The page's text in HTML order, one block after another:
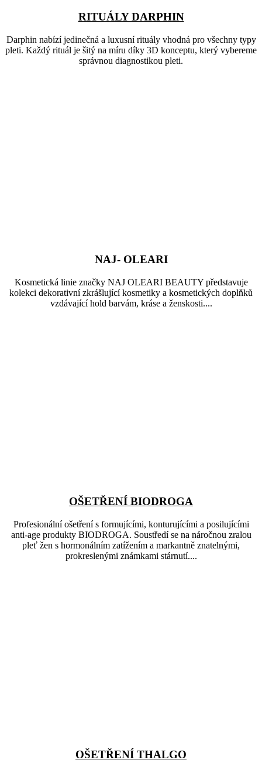
RITUÁLY DARPHIN
Darphin nabízí jedinečná a luxusní rituály vhodná pro všechny typy
pleti. Každý rituál je šitý na míru díky 3D konceptu, který vybereme
správnou diagnostikou pleti.
NAJ- OLEARI
Kosmetická linie značky NAJ OLEARI BEAUTY představuje
kolekci dekorativní zkrášlující kosmetiky a kosmetických doplňků
vzdávající hold barvám, kráse a ženskosti....
OŠETŘENÍ BIODROGA
Profesionální ošetření s formujícími, konturujícími a posilujícími
anti-age produkty BIODROGA. Soustředí se na náročnou zralou
pleť žen s hormonálním zatížením a markantně znatelnými,
prokreslenými známkami stárnutí....
OŠETŘENÍ THALGO